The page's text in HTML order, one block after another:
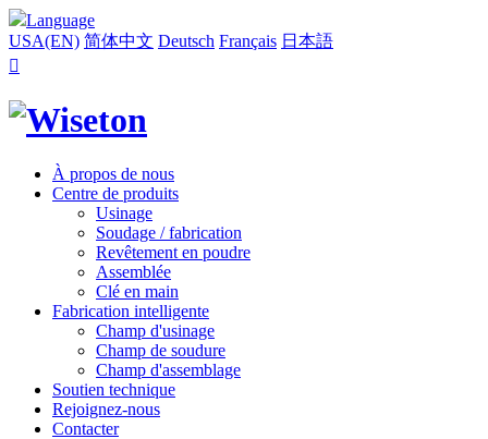
Language
USA(EN) 简体中文 Deutsch Français 日本語

À propos de nous
Centre de produits
Usinage
Soudage / fabrication
Revêtement en poudre
Assemblée
Clé en main
Fabrication intelligente
Champ d'usinage
Champ de soudure
Champ d'assemblage
Soutien technique
Rejoignez-nous
Contacter